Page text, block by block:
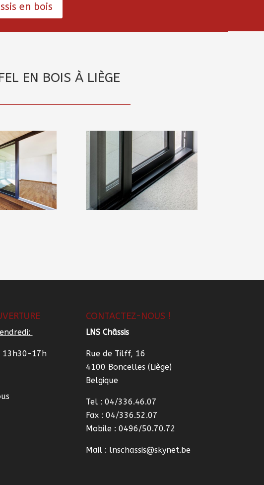
en bois
EN BOIS À LIÈGE
13h30-17h
CONTACTEZ-NOUS !
LNS Châssis
Rue de Tilff, 16
4100 Boncelles (Liège)
Belgique
Tel :04/336.46.07
Fax : 04/336.52.07
Mobile :0496/50.70.72
Mail : lnschassis@skynet.be